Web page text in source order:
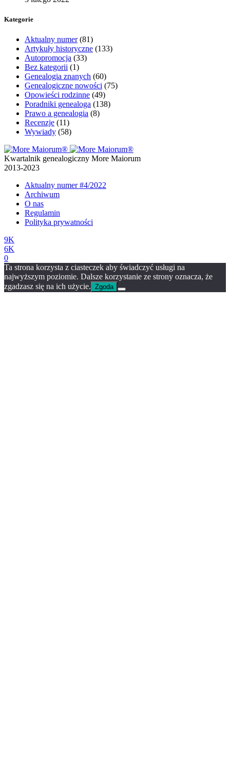
Kategorie
Aktualny numer(81)
Artykuły historyczne (133)
Autopromocja (33)
Bez kategorii (1)
Genealogia znanych (60)
Genealogiczne nowości (75)
Opowieści rodzinne (49)
Poradniki genealoga (138)
Prawo a genealogia (8)
Recenzje (11)
Wywiady (58)
Kwartalnik genealogiczny More Maiorum
2013-2023
Aktualny numer#4/2022
Archiwum
O nas
Regulamin
Polityka prywatności
9K
6K
0
Ta strona korzysta z ciasteczek aby świadczyć usługi na
najwyższym poziomie. Dalsze korzystanie ze strony oznacza, że
zgadzasz się na ich użycie. Zgoda